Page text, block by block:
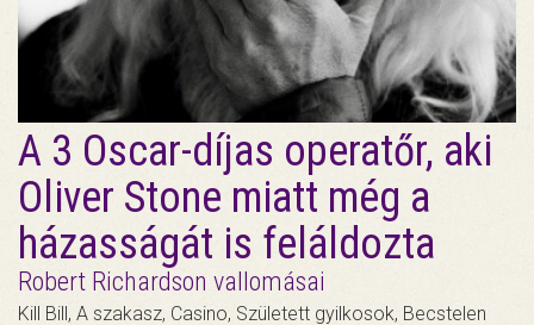
A 3 Oscar-díjas operatőr, aki
Oliver Stone miatt még a
házasságát is feláldozta
Robert Richardson vallomásai
Kill Bill, A szakasz, Casino, Született gyilkosok, Becstelen